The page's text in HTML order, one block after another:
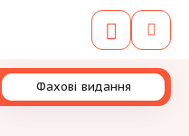
Фахові видання